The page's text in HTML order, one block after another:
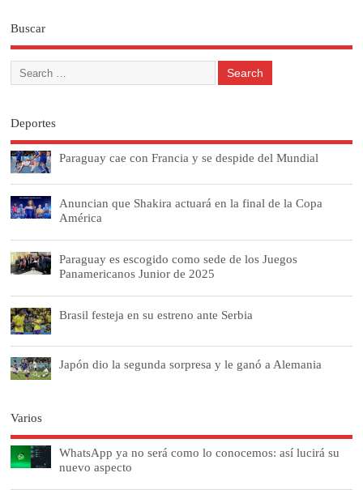
Buscar
Deportes
Paraguay cae con Francia y se despide del Mundial
Anuncian que Shakira actuará en la final de la Copa
América
Paraguay es escogido como sede de los Juegos
Panamericanos Junior de 2025
Brasil festeja en su estreno ante Serbia
Japón dio la segunda sorpresa y le ganó a Alemania
Varios
WhatsApp ya no será como lo conocemos: así lucirá su
nuevo aspecto